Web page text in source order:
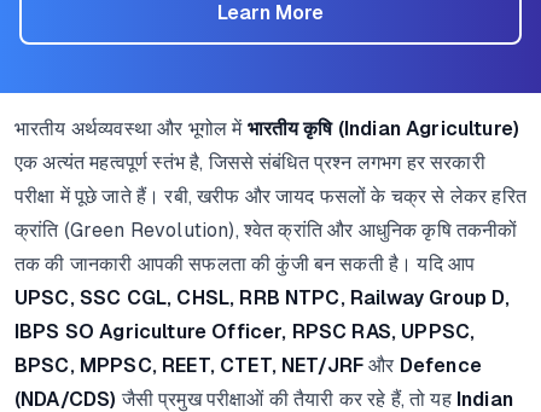
Learn More
भारतीय अर्थव्यवस्था और भूगोल में भारतीय कृषि (Indian Agriculture)
एक अत्यंत महत्वपूर्ण स्तंभ है, जिससे संबंधित प्रश्न लगभग हर सरकारी
परीक्षा में पूछे जाते हैं। रबी, खरीफ और जायद फसलों के चक्र से लेकर हरित
क्रांति (Green Revolution), श्वेत क्रांति और आधुनिक कृषि तकनीकों
तक की जानकारी आपकी सफलता की कुंजी बन सकती है। यदि आप
UPSC, SSC CGL, CHSL, RRB NTPC, Railway Group D,
IBPS SO Agriculture Officer, RPSC RAS, UPPSC,
BPSC, MPPSC, REET, CTET, NET/JRF और Defence
(NDA/CDS) जैसी प्रमुख परीक्षाओं की तैयारी कर रहे हैं, तो यह Indian